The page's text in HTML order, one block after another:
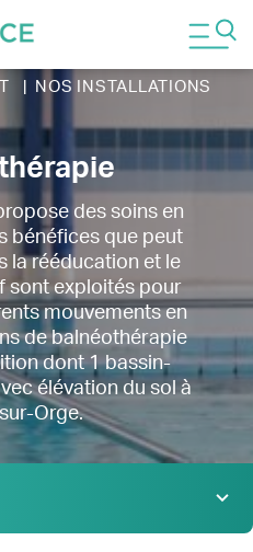
NOS INSTALLATIONS
des soins en
bénéfices que peut
la rééducation et le
sont exploités pour
mouvements en
de balnéothérapie
dont 1 bassin-
élévation du sol à
Orge.